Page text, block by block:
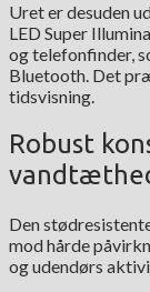
Uret er desuden
LED Super
og telefonfinder,
Bluetooth. Det
tidsvisning.
Robust
Den
mod hårde
og udendørs